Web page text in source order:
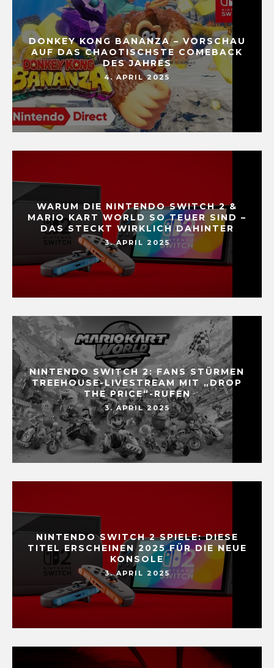
DONKEY KONG BANANZA – VORSCHAU
AUF DAS CHAOTISCHSTE COMEBACK
DES JAHRES
4. APRIL 2025
WARUM DIE NINTENDO SWITCH 2 &
MARIO KART WORLD SO TEUER SIND –
DAS STECKT WIRKLICH DAHINTER
3. APRIL 2025
NINTENDO SWITCH 2: FANS STÜRMEN
TREEHOUSE-LIVESTREAM MIT „DROP
THE PRICE“-RUFEN
3. APRIL 2025
NINTENDO SWITCH 2 SPIELE: DIESE
TITEL ERSCHEINEN 2025 FÜR DIE NEUE
KONSOLE
3. APRIL 2025